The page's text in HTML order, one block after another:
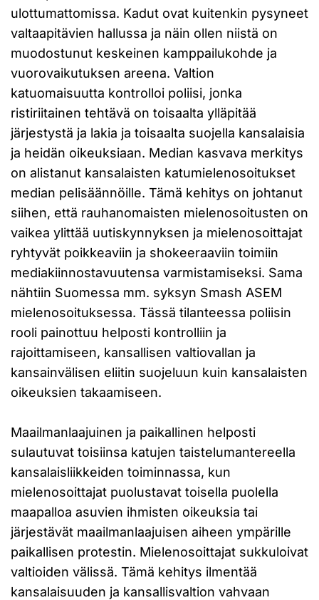
ulottumattomissa. Kadut ovat kuitenkin pysyneet
valtaapitävien hallussa ja näin ollen niistä on
muodostunut keskeinen kamppailukohde ja
vuorovaikutuksen areena. Valtion
katuomaisuutta kontrolloi poliisi, jonka
ristiriitainen tehtävä on toisaalta ylläpitää
järjestystä ja lakia ja toisaalta suojella kansalaisia
ja heidän oikeuksiaan. Median kasvava merkitys
on alistanut kansalaisten katumielenosoitukset
median pelisäännöille. Tämä kehitys on johtanut
siihen, että rauhanomaisten mielenosoitusten on
vaikea ylittää uutiskynnyksen ja mielenosoittajat
ryhtyvät poikkeaviin ja shokeeraaviin toimiin
mediakiinnostavuutensa varmistamiseksi. Sama
nähtiin Suomessa mm. syksyn Smash ASEM
mielenosoituksessa. Tässä tilanteessa poliisin
rooli painottuu helposti kontrolliin ja
rajoittamiseen, kansallisen valtiovallan ja
kansainvälisen eliitin suojeluun kuin kansalaisten
oikeuksien takaamiseen.
Maailmanlaajuinen ja paikallinen helposti
sulautuvat toisiinsa katujen taistelumantereella
kansalaisliikkeiden toiminnassa, kun
mielenosoittajat puolustavat toisella puolella
maapalloa asuvien ihmisten oikeuksia tai
järjestävät maailmanlaajuisen aiheen ympärille
paikallisen protestin. Mielenosoittajat sukkuloivat
valtioiden välissä. Tämä kehitys ilmentää
kansalaisuuden ja kansallisvaltion vahvaan